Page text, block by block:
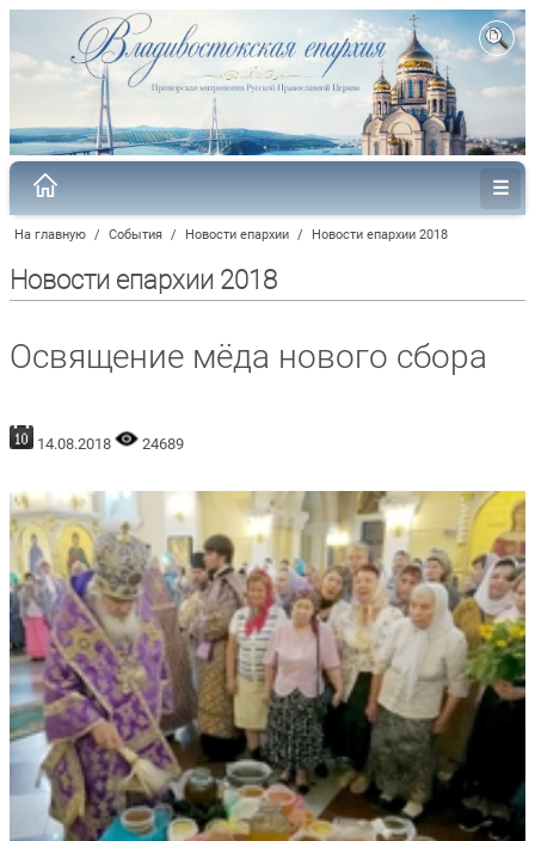
На главную / События / Новости епархии / Новости епархии 2018
Новости епархии 2018
Освящение мёда нового сбора
14.08.2018 24689